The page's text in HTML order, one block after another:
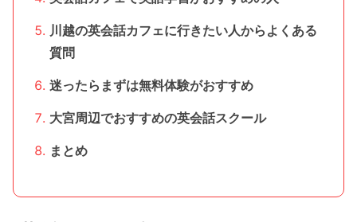
川越の英会話カフェに行きたい人からよくある
質問
迷ったらまずは無料体験がおすすめ
大宮周辺でおすすめの英会話スクール
まとめ